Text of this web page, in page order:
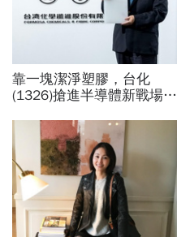
靠一塊潔淨塑膠，台化
(1326)搶進半導體新戰場！
瞄準晶圓盒商機？